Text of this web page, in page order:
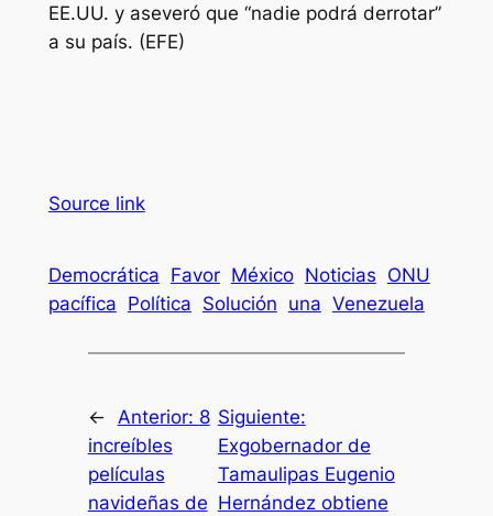
EE.UU. y aseveró que “nadie podrá derrotar”
a su país. (EFE)
Source link
Democrática Favor México Noticias ONU
pacífica Política Solución una Venezuela
← Anterior: 8
increíbles
películas
navideñas de
Siguiente:
Exgobernador de
Tamaulipas Eugenio
Hernández obtiene